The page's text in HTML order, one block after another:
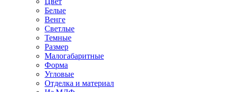
Белые
Венге
Светлые
Темные
Размер
Малогабаритные
Форма
Угловые
Отделка и материал